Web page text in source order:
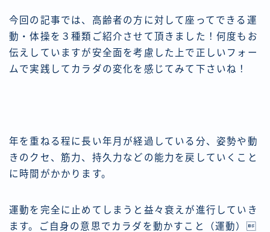
今回の記事では、高齢者の方に対して座ってできる運
動・体操を３種類ご紹介させて頂きました！何度もお
伝えしていますが安全面を考慮した上で正しいフォー
ムで実践してカラダの変化を感じてみて下さいね！
年を重ねる程に長い年月が経過している分、姿勢や動
きのクセ、筋力、持久力などの能力を戻していくこと
に時間がかかります。
運動を完全に止めてしまうと益々衰えが進行していき
ます。ご自身の意思でカラダを動かすこと（運動）